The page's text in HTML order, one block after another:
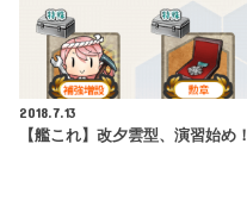
2018.7.13
【艦これ】改夕雲型、演習始め！